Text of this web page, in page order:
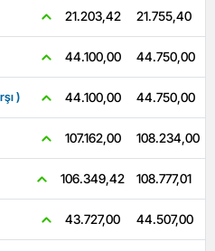
21.203,42 21.755,40
44.100,00 44.750,00
) 44.100,00 44.750,00
107.162,00 108.234,00
106.349,42 108.777,01
43.727,00 44.507,00